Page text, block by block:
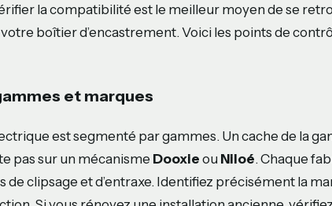
la compatibilité est le meilleur moyen de se
boîtier d’encastrement. Voici les points de
et marques
est segmenté par gammes. Un cache de la
pas sur un mécanisme Dooxie ou Niloé. Chaque
de clipsage et d’entraxe. Identifiez précisément la